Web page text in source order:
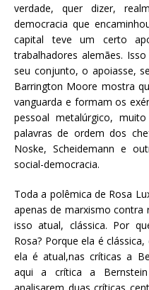
verdade, quer dizer,
democracia que
capital teve um certo
trabalhadores alemães.
seu conjunto, o apoiasse,
Barrington Moore mostra
vanguarda e formam os
pessoal metalúrgico,
palavras de ordem dos
Noske, Scheidemann e
social-democracia.
Toda a polêmica de Rosa
apenas de marxismo contra
isso atual, clássica. Por
Rosa? Porque ela é
ela é atual,nas críticas a
aqui a crítica a